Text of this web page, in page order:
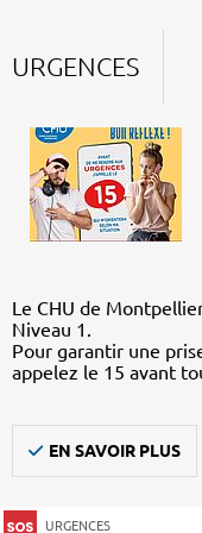
URGENCES
Le CHU de
Niveau 1.
Pour garantir une
appelez le 15 avant
EN SAVOIR PLUS
URGENCES